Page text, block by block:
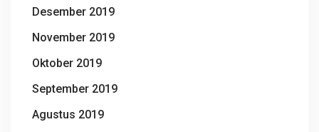
Desember 2019
November 2019
Oktober 2019
September 2019
Agustus 2019